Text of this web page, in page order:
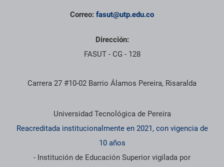
Correo: fasut@utp.edu.co
Dirección:
FASUT - CG - 128
Carrera 27 #10-02 Barrio Álamos Pereira, Risaralda
Información institucional
Universidad Tecnológica de Pereira
Reacreditada institucionalmente en 2021, con vigencia de
10 años
- Institución de Educación Superior vigilada por